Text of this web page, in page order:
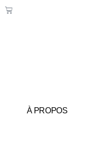
Panier
À PROPOS